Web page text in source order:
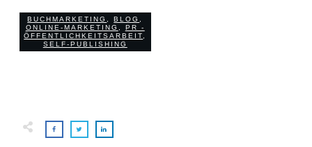
BUCHMARKETING ,BLOG
ONLINE-MARKETING
PR -
ÖFFENTLICHKEITSARBEIT
SELF-PUBLISHING